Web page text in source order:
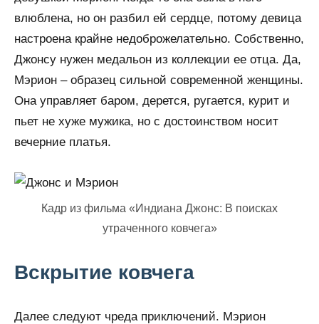
влюблена, но он разбил ей сердце, потому девица
настроена крайне недоброжелательно. Собственно,
Джонсу нужен медальон из коллекции ее отца. Да,
Мэрион – образец сильной современной женщины.
Она управляет баром, дерется, ругается, курит и
пьет не хуже мужика, но с достоинством носит
вечерние платья.
Кадр из фильма «Индиана Джонс: В поисках
утраченного ковчега»
Вскрытие ковчега
Далее следуют чреда приключений. Мэрион